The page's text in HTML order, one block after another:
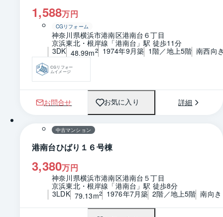
1,588万円
CGリフォーム
神奈川県横浜市港南区港南台６丁目
京浜東北・根岸線「港南台」駅 徒歩11分
3DK 48.99m2 1974年9月築 1階／地上5階 南西向
CGリフォー
ムイメージ
お問合せ お気に入り 詳細
1 / 0 間取り
中古マンション
港南台ひばり１６号棟
3,380万円
神奈川県横浜市港南区港南台５丁目
京浜東北・根岸線「港南台」駅 徒歩8分
3LDK 79.13m2 1976年7月築 2階／地上5階 南向き